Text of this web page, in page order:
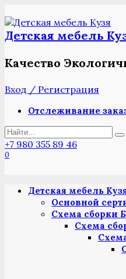
к
содержанию
Детская мебель
Качество
Вход / Регистрация
Отслеживание
Search
for:
+7 980 355 89 46
0
Детская мебель
Основной
Схема сборки
Схема